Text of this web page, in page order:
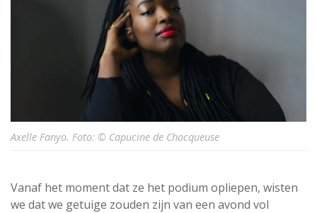
Axelle Fanyo. Foto: © Capucine de Chocqueuse
Vanaf het moment dat ze het podium opliepen, wisten
we dat we getuige zouden zijn van een avond vol